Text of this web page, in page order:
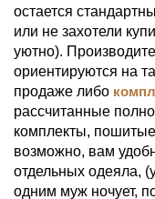
остается
или не захотели
уютно).
ориентируются на
продаже либо
рассчитанные
комплекты,
возможно, вам
отдельных одеяла,
одним муж ночует,